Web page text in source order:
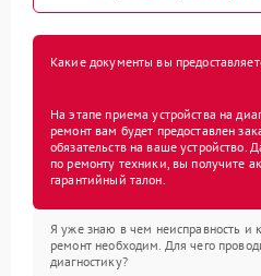
Какие документы вы
На этапе приема устройства на
ремонт вам будет предоставлен
обязательств на ваше устройство.
по ремонту техники, вы получите
гарантийный талон.
Я уже знаю в чем неисправность и
ремонт необходим. Для чего
диагностику?